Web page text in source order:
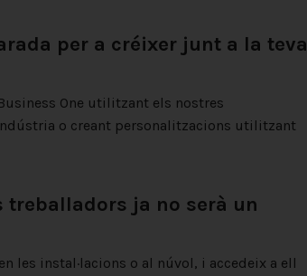
per a créixer junt a la teva
One utilitzant els nostres
o creant personalitzacions utilitzant
ja no serà un
les instal·lacions o al núvol, i accedeix a ell